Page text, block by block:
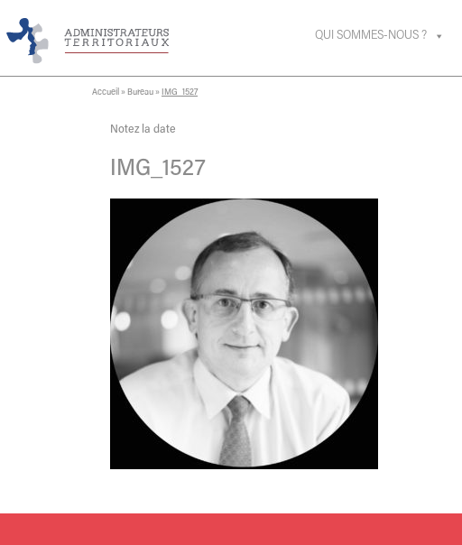
QUI SOMMES-NOUS ?
Accueil » Bureau » IMG_1527
Notez la date
IMG_1527